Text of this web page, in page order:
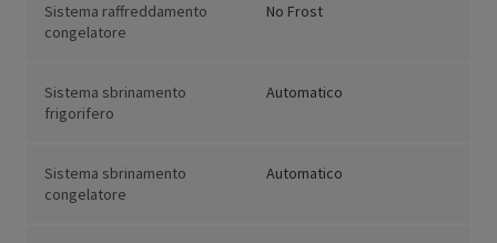
Sistema raffreddamento
congelatore
No Frost
Sistema sbrinamento
frigorifero
Automatico
Sistema sbrinamento
congelatore
Automatico